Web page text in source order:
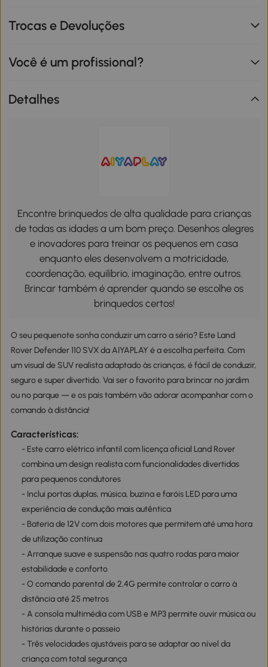
Trocas e Devoluções
Você é um profissional?
Detalhes
Encontre brinquedos de alta qualidade para crianças
de todas as idades a um bom preço. Desenhos alegres
e inovadores para treinar os pequenos em casa
enquanto eles desenvolvem a motricidade,
coordenação, equilíbrio, imaginação, entre outros.
Brincar também é aprender quando se escolhe os
brinquedos certos!
O seu pequenote sonha conduzir um carro a sério? Este Land
Rover Defender 110 SVX da AIYAPLAY é a escolha perfeita. Com
um visual de SUV realista adaptado às crianças, é fácil de conduzir,
seguro e super divertido. Vai ser o favorito para brincar no jardim
ou no parque — e os pais também vão adorar acompanhar com o
comando à distância!
Características:
- Este carro elétrico infantil com licença oficial Land Rover
combina um design realista com funcionalidades divertidas
para pequenos condutores
- Inclui portas duplas, música, buzina e faróis LED para uma
experiência de condução mais autêntica
- Bateria de 12V com dois motores que permitem até uma hora
de utilização contínua
- Arranque suave e suspensão nas quatro rodas para maior
estabilidade e conforto
- O comando parental de 2,4G permite controlar o carro à
distância até 25 metros
- A consola multimédia com USB e MP3 permite ouvir música ou
histórias durante o passeio
- Três velocidades ajustáveis para se adaptar ao nível da
criança com total segurança